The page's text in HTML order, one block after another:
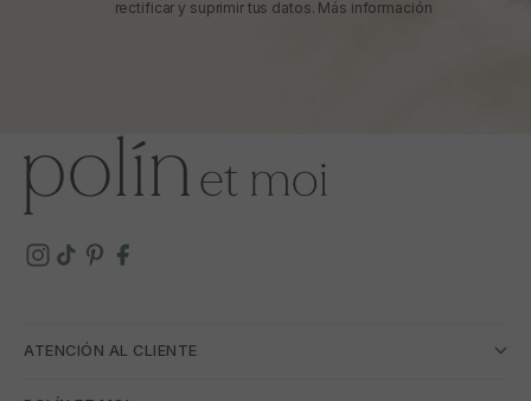
rectificar y suprimir tus datos. Más información
ATENCIÓN AL CLIENTE